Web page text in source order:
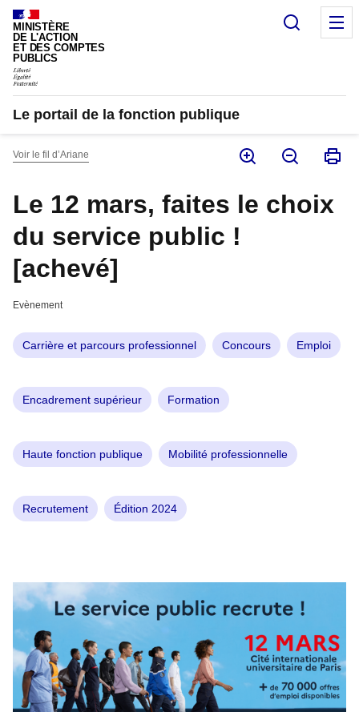
Panneau de gestion des cookies
MINISTÈRE
DE L'ACTION
ET DES COMPTES
PUBLICS
Le portail de la fonction publique
Voir le fil d’Ariane
Le 12 mars, faites le choix
du service public !
[achevé]
Evènement
Carrière et parcours professionnel Concours Emploi
Encadrement supérieur Formation
Haute fonction publique Mobilité professionnelle
Recrutement Édition 2024